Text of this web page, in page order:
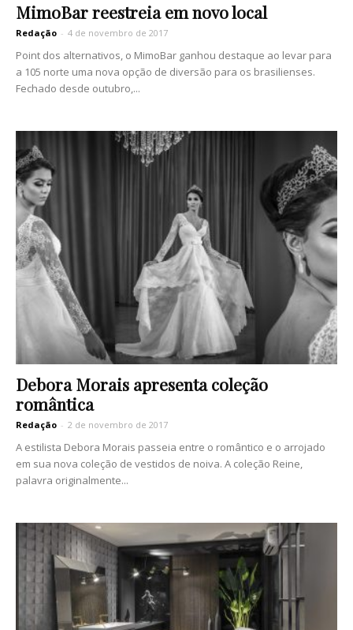
MimoBar reestreia em novo local
Redação - 4 de novembro de 2017
Point dos alternativos, o MimoBar ganhou destaque ao levar para
a 105 norte uma nova opção de diversão para os brasilienses.
Fechado desde outubro,...
Debora Morais apresenta coleção
romântica
Redação - 2 de novembro de 2017
A estilista Debora Morais passeia entre o romântico e o arrojado
em sua nova coleção de vestidos de noiva. A coleção Reine,
palavra originalmente...